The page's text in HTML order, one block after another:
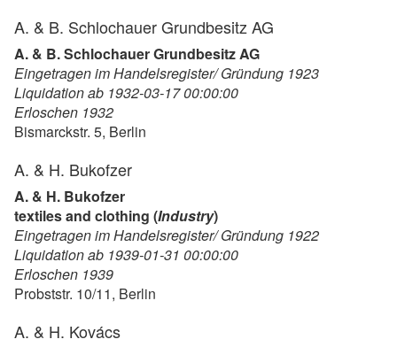
A. & B. Schlochauer Grundbesitz AG
A. & B. Schlochauer Grundbesitz AG
Eingetragen im Handelsregister/ Gründung 1923
Liquidation ab 1932-03-17 00:00:00
Erloschen 1932
Bismarckstr. 5, Berlin
A. & H. Bukofzer
A. & H. Bukofzer
textiles and clothing (Industry)
Eingetragen im Handelsregister/ Gründung 1922
Liquidation ab 1939-01-31 00:00:00
Erloschen 1939
Probststr. 10/11, Berlin
A. & H. Kovács